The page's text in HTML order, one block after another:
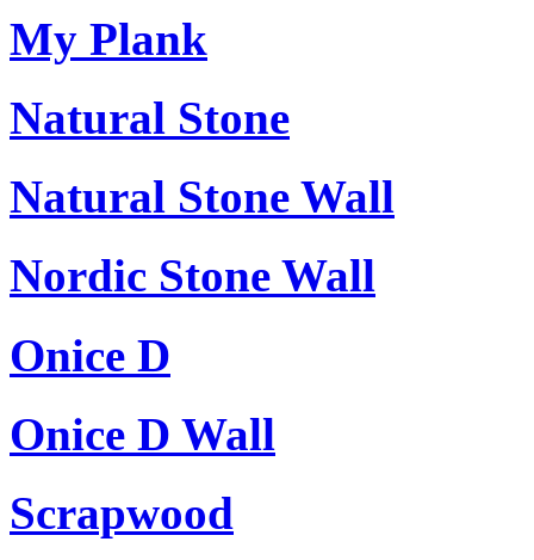
My Plank
Natural Stone
Natural Stone Wall
Nordic Stone Wall
Onice D
Onice D Wall
Scrapwood